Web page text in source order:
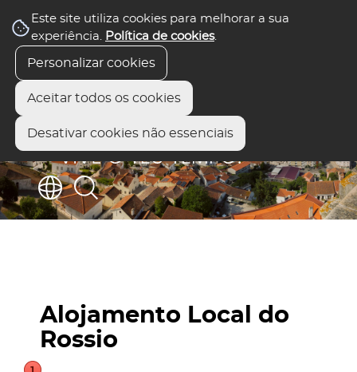
Este site utiliza cookies para melhorar a sua
experiência. Política de cookies.
Personalizar cookies
Aceitar todos os cookies
Desativar cookies não essenciais
Alojamento Local do
Rossio